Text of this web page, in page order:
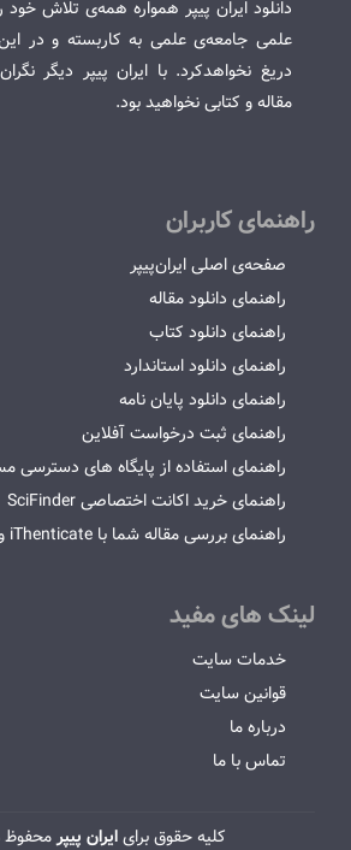
دانلود ایران پیپر همواره همه‌ی تلاش خود
علمی جامعه‌ی علمی به کاربسته و در
دریغ نخواهدکرد. با ایران پیپر دیگر
مقاله و کتابی نخواهید بود.
راهنمای کاربران
صفحه‌ی اصلی ایران‌پیپر
راهنمای دانلود مقاله
راهنمای دانلود کتاب
راهنمای دانلود استاندارد
راهنمای دانلود پایان نامه
راهنمای ثبت درخواست آفلاین
راهنمای استفاده از پایگاه های دسترسی
راهنمای خرید اکانت اختصاصی SciFinder
راهنمای بررسی مقاله شما با iThenticate و Grammerly
لینک های مفید
خدمات سایت
قوانین سایت
درباره ما
تماس با ما
کلیه حقوق برایایران پیپرمحفوظ